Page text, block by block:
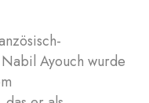
Ayouch wurde